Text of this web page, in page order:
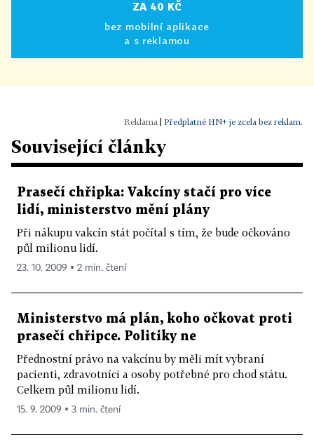
ZA 40 KČ
bez mobilní aplikace
a s reklamou
Předplatné HN+ je zcela bez reklam.
Související články
Prasečí chřipka: Vakcíny stačí pro více
lidí, ministerstvo mění plány
Při nákupu vakcín stát počítal s tím, že bude očkováno
půl milionu lidí.
23. 10. 2009 ▪ 2 min. čtení
Ministerstvo má plán, koho očkovat proti
prasečí chřipce. Politiky ne
Přednostní právo na vakcínu by měli mít vybraní
pacienti, zdravotníci a osoby potřebné pro chod státu.
Celkem půl milionu lidí.
15. 9. 2009 ▪ 3 min. čtení